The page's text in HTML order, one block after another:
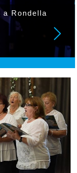
Rondella